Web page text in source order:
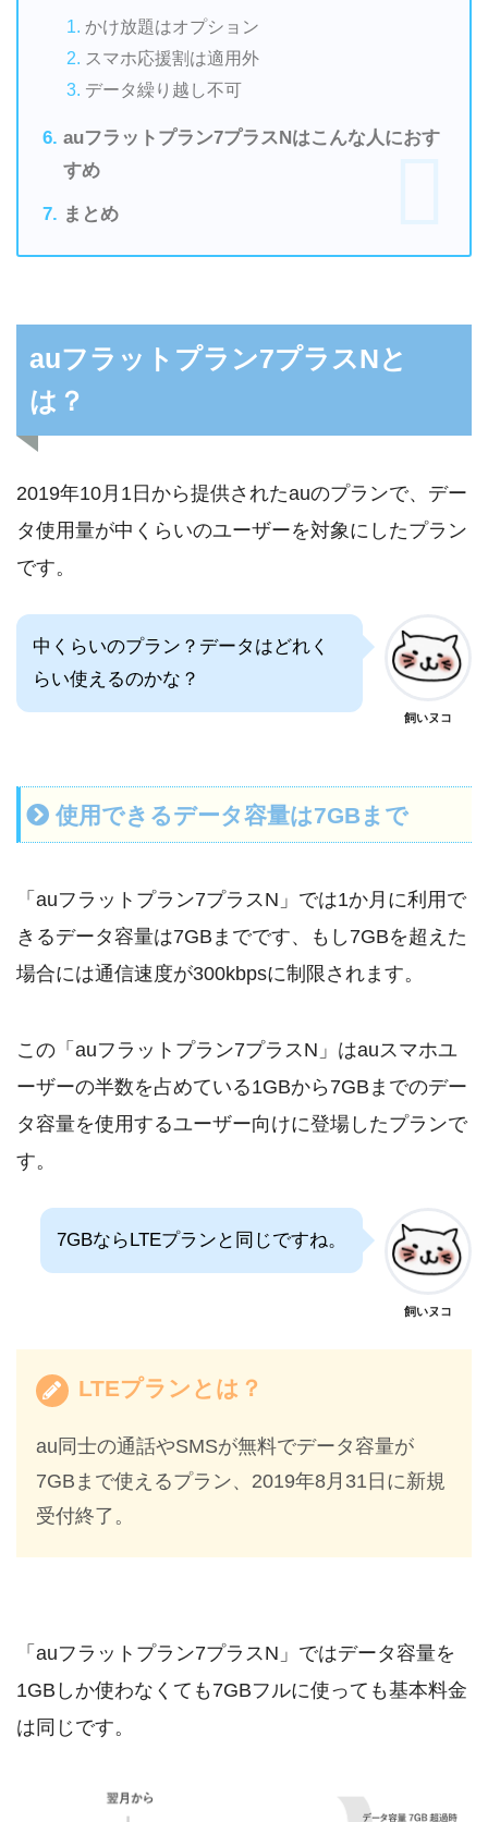
かけ放題はオプション
スマホ応援割は適用外
データ繰り越し不可
auフラットプラン7プラスNはこんな人におす
すめ
まとめ
auフラットプラン7プラスNと
は？
2019年10月1日から提供されたauのプランで、デー
タ使用量が中くらいのユーザーを対象にしたプラン
です。
中くらいのプラン？データはどれく
らい使えるのかな？
飼いヌコ
使用できるデータ容量は7GBまで
「auフラットプラン7プラスN」では1か月に利用で
きるデータ容量は7GBまでです、もし7GBを超えた
場合には通信速度が300kbpsに制限されます。
この「auフラットプラン7プラスN」はauスマホユ
ーザーの半数を占めている1GBから7GBまでのデー
タ容量を使用するユーザー向けに登場したプランで
す。
7GBならLTEプランと同じですね。
飼いヌコ
LTEプランとは？
au同士の通話やSMSが無料でデータ容量が
7GBまで使えるプラン、2019年8月31日に新規
受付終了。
「auフラットプラン7プラスN」ではデータ容量を
1GBしか使わなくても7GBフルに使っても基本料金
は同じです。